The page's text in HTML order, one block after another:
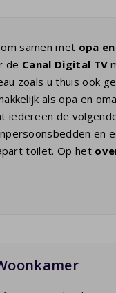
samen met opa
de Canal Digital TV
zoals u thuis ook
als opa en
iedereen de
en
toilet. Op het